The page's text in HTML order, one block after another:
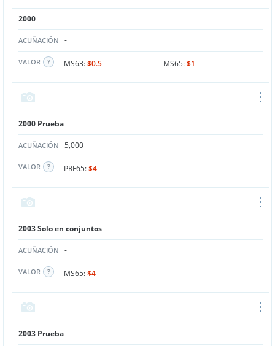
2000
ACUÑACIÓN -
VALOR MS63:$0.5 MS65:$1
2000 Prueba
ACUÑACIÓN 5,000
VALOR PRF65:$4
2003 Solo en conjuntos
ACUÑACIÓN -
VALOR MS65:$4
2003 Prueba